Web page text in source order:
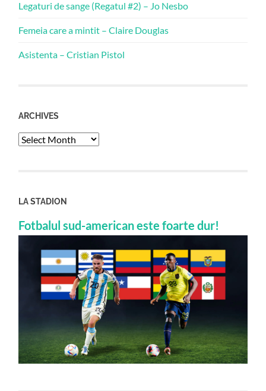
Legaturi de sange (Regatul #2) – Jo Nesbo
Femeia care a mintit – Claire Douglas
Asistenta – Cristian Pistol
ARCHIVES
Archives
LA STADION
Fotbalul sud-american este foarte dur!